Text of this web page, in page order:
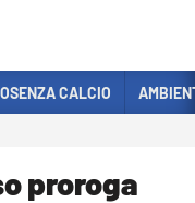
CALCIO
proroga